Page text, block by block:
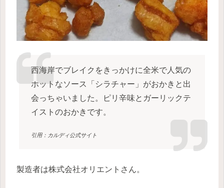
西海岸でブレイクをきっかけに全米で人気の
ホットなソース「シラチャー」がおかきと出
会っちゃいました。ピリ辛味とガーリックテ
イストのおかきです。
引用：カルディ公式サイト
製造者は株式会社オリエントさん。